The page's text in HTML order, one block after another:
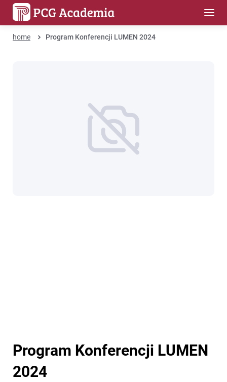
home Program Konferencji LUMEN 2024
Program Konferencji LUMEN
2024